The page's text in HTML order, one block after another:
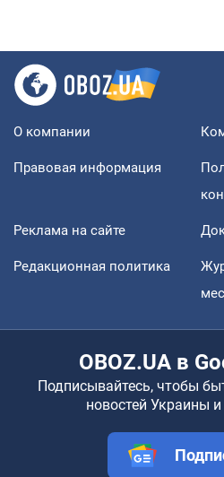
О компании
Правовая информация
Реклама на сайте
Редакционная политика
OBOZ.UA в
Подписывайтесь, чтобы
новостей Украины